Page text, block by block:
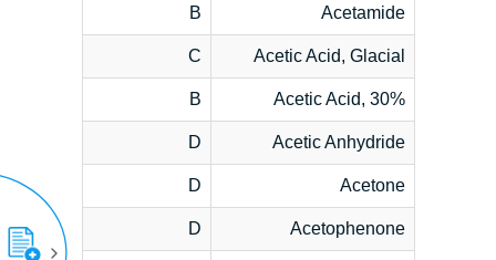
Acetamide
B
Acetic Acid, Glacial
C
Acetic Acid, 30%
B
Acetic Anhydride
D
Acetone
D
Acetophenone
D